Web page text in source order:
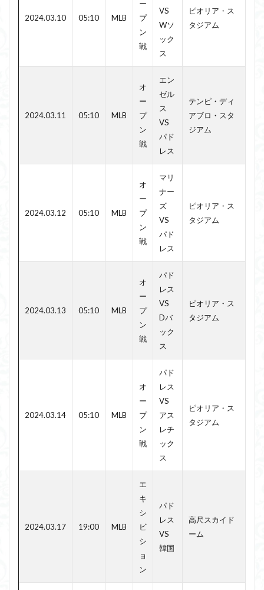
2024.03.10 05:10 MLB
ー
プ
ン
戦
VS
Wソ
ック
ス
ピオリア・ス
タジアム
2024.03.11 05:10 MLB
オ
ー
プ
ン
戦
エン
ゼル
ス
VS
パド
レス
テンピ・ディ
アブロ・スタ
ジアム
2024.03.12 05:10 MLB
オ
ー
プ
ン
戦
マリ
ナー
ズ
VS
パド
レス
ピオリア・ス
タジアム
2024.03.13 05:10 MLB
オ
ー
プ
ン
戦
パド
レス
VS
Dバ
ック
ス
ピオリア・ス
タジアム
2024.03.14 05:10 MLB
オ
ー
プ
ン
戦
パド
レス
VS
アス
レチ
ック
ス
ピオリア・ス
タジアム
2024.03.17 19:00 MLB
エ
キ
シ
ビ
シ
ョ
ン
パド
レス
VS
韓国
高尺スカイド
ーム